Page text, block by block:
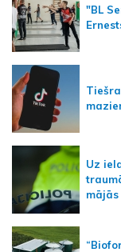
"BL
Uz
mājās